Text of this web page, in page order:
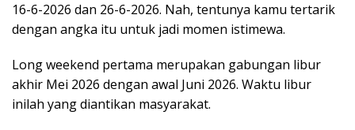
16-6-2026 dan 26-6-2026. Nah, tentunya kamu tertarik
dengan angka itu untuk jadi momen istimewa.
Long weekend pertama merupakan gabungan libur
akhir Mei 2026 dengan awal Juni 2026. Waktu libur
inilah yang diantikan masyarakat.